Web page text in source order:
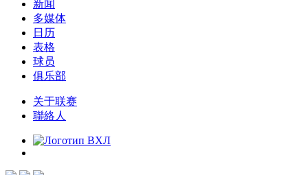
新闻
多媒体
日历
表格
球员
俱乐部
关于联赛
聯絡人